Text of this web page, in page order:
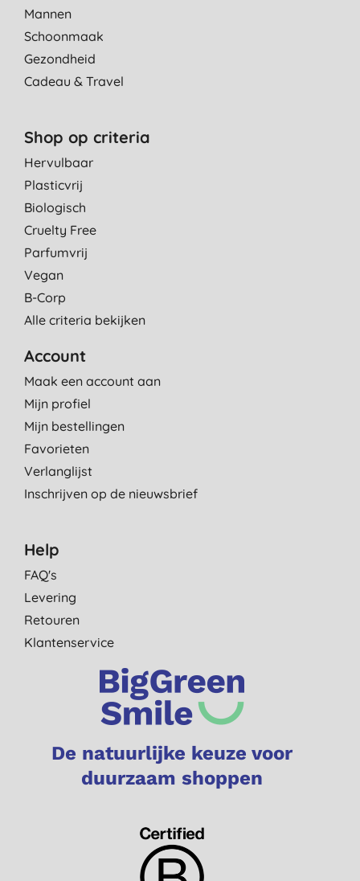
Mannen
Schoonmaak
Gezondheid
Cadeau & Travel
Shop op criteria
Hervulbaar
Plasticvrij
Biologisch
Cruelty Free
Parfumvrij
Vegan
B-Corp
Alle criteria bekijken
Account
Maak een account aan
Mijn profiel
Mijn bestellingen
Favorieten
Verlanglijst
Inschrijven op de nieuwsbrief
Help
FAQ's
Levering
Retouren
Klantenservice
De natuurlijke keuze voor
duurzaam shoppen